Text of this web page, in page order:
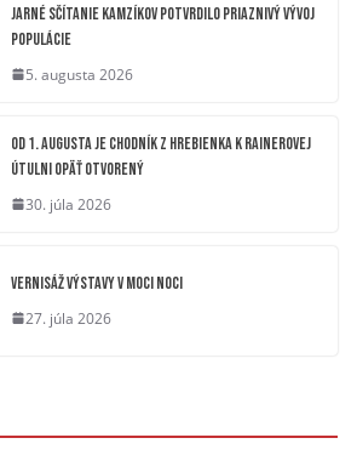
Jarné sčítanie kamzíkov potvrdilo priaznivý vývoj
populácie
5. augusta 2026
OD 1. AUGUSTA JE CHODNÍK Z HREBIENKA K RAINEROVEJ
ÚTULNI OPÄŤ OTVORENÝ
30. júla 2026
Vernisáž výstavy V moci noci
27. júla 2026